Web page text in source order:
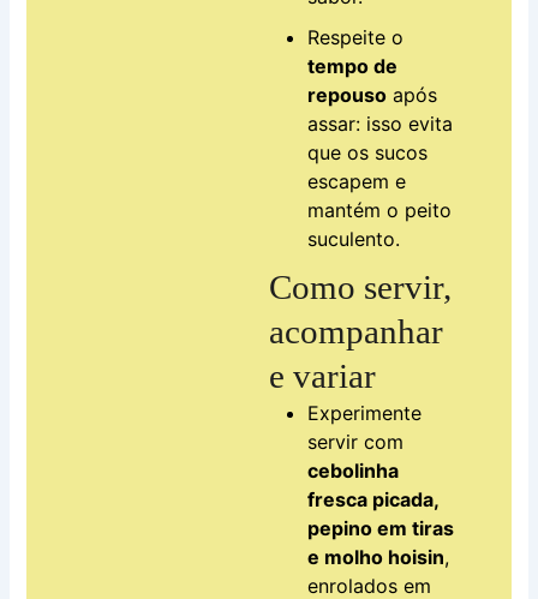
Respeite o
tempo de
repouso após
assar: isso evita
que os sucos
escapem e
mantém o peito
suculento.
Como servir,
acompanhar
e variar
Experimente
servir com
cebolinha
fresca picada,
pepino em tiras
e molho hoisin,
enrolados em